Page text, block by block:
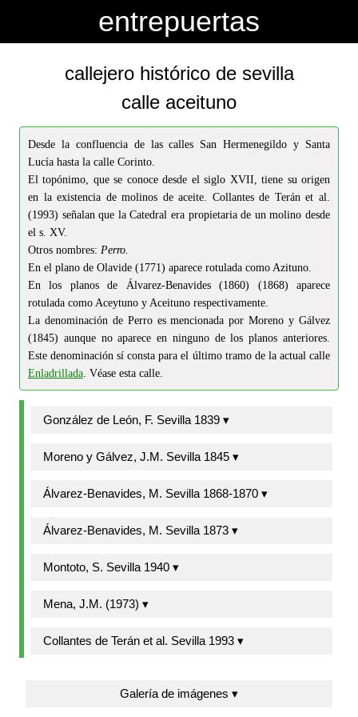
entrepuertas
callejero histórico de sevilla
calle aceituno
Desde la confluencia de las calles San Hermenegildo y Santa
Lucía hasta la calle Corinto.
El topónimo, que se conoce desde el siglo XVII, tiene su origen
en la existencia de molinos de aceite. Collantes de Terán et al.
(1993) señalan que la Catedral era propietaria de un molino desde
el s. XV.
Otros nombres: Perro.
En el plano de Olavide (1771) aparece rotulada como Azituno.
En los planos de Álvarez-Benavides (1860) (1868) aparece
rotulada como Aceytuno y Aceituno respectivamente.
La denominación de Perro es mencionada por Moreno y Gálvez
(1845) aunque no aparece en ninguno de los planos anteriores.
Este denominación sí consta para el último tramo de la actual calle
Enladrillada. Véase esta calle.
González de León, F. Sevilla 1839 ▾
Moreno y Gálvez, J.M. Sevilla 1845 ▾
Álvarez-Benavides, M. Sevilla 1868-1870 ▾
Álvarez-Benavides, M. Sevilla 1873 ▾
Montoto, S. Sevilla 1940 ▾
Mena, J.M. (1973) ▾
Collantes de Terán et al. Sevilla 1993 ▾
Galería de imágenes ▾